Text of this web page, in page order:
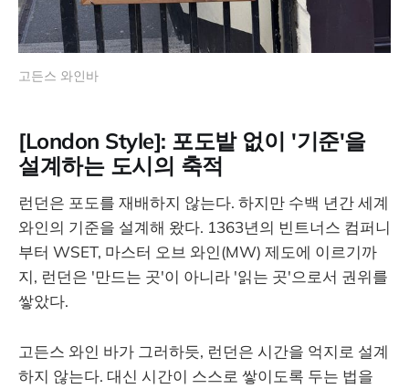
고든스 와인바
[London Style]: 포도밭 없이 '기준'을
설계하는 도시의 축적
런던은 포도를 재배하지 않는다. 하지만 수백 년간 세계
와인의 기준을 설계해 왔다. 1363년의 빈트너스 컴퍼니
부터 WSET, 마스터 오브 와인(MW) 제도에 이르기까
지, 런던은 '만드는 곳'이 아니라 '읽는 곳'으로서 권위를
쌓았다.
고든스 와인 바가 그러하듯, 런던은 시간을 억지로 설계
하지 않는다. 대신 시간이 스스로 쌓이도록 두는 법을